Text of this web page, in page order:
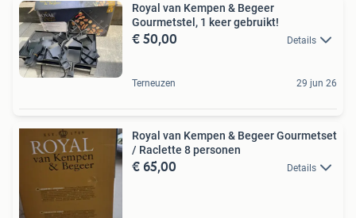
Royal van Kempen & Begeer
Gourmetstel, 1 keer gebruikt!
€ 50,00 Details
Terneuzen 29 jun 26
Royal van Kempen & Begeer Gourmetset
/ Raclette 8 personen
€ 65,00 Details